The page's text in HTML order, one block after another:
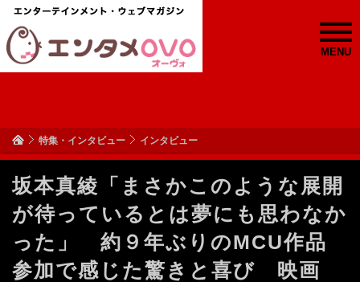
MENU
特集・インタビュー インタビュー
坂本真綾「まさかこのような展開
が待っているとは夢にも思わなか
った」 約９年ぶりのMCU作品
参加で感じた驚きと喜び 映画